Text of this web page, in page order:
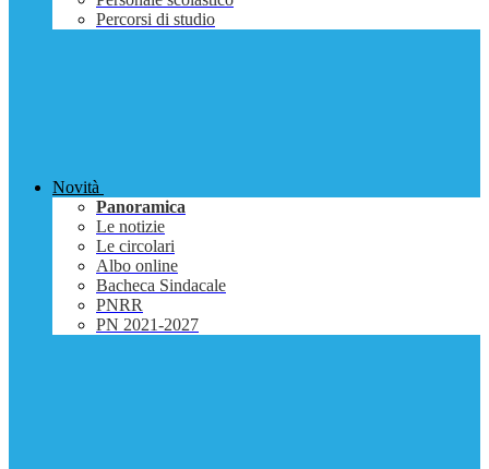
Percorsi di studio
Novità
Panoramica
Le notizie
Le circolari
Albo online
Bacheca Sindacale
PNRR
PN 2021-2027